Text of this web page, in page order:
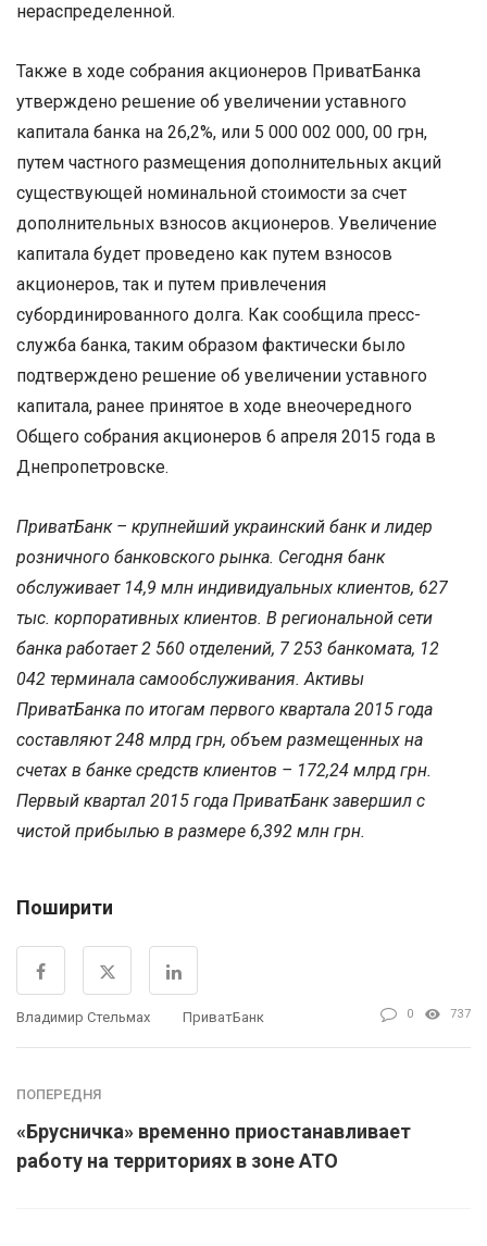
нераспределенной.
Также в ходе собрания акционеров ПриватБанка
утверждено решение об увеличении уставного
капитала банка на 26,2%, или 5 000 002 000, 00 грн,
путем частного размещения дополнительных акций
существующей номинальной стоимости за счет
дополнительных взносов акционеров. Увеличение
капитала будет проведено как путем взносов
акционеров, так и путем привлечения
субординированного долга. Как сообщила пресс-
служба банка, таким образом фактически было
подтверждено решение об увеличении уставного
капитала, ранее принятое в ходе внеочередного
Общего собрания акционеров 6 апреля 2015 года в
Днепропетровске.
ПриватБанк – крупнейший украинский банк и лидер
розничного банковского рынка. Сегодня банк
обслуживает 14,9 млн индивидуальных клиентов, 627
тыс. корпоративных клиентов. В региональной сети
банка работает 2 560 отделений, 7 253 банкомата, 12
042 терминала самообслуживания. Активы
ПриватБанка по итогам первого квартала 2015 года
составляют 248 млрд грн, объем размещенных на
счетах в банке средств клиентов – 172,24 млрд грн.
Первый квартал 2015 года ПриватБанк завершил с
чистой прибылью в размере 6,392 млн грн.
Поширити
Владимир Стельмах ПриватБанк 0 737
ПОПЕРЕДНЯ
«Брусничка» временно приостанавливает
работу на территориях в зоне АТО